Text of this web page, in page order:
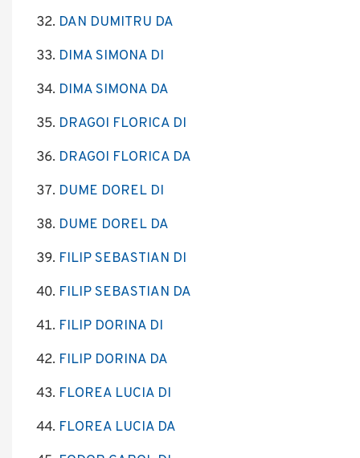
DAN DUMITRU DA
DIMA SIMONA DI
DIMA SIMONA DA
DRAGOI FLORICA DI
DRAGOI FLORICA DA
DUME DOREL DI
DUME DOREL DA
FILIP SEBASTIAN DI
FILIP SEBASTIAN DA
FILIP DORINA DI
FILIP DORINA DA
FLOREA LUCIA DI
FLOREA LUCIA DA